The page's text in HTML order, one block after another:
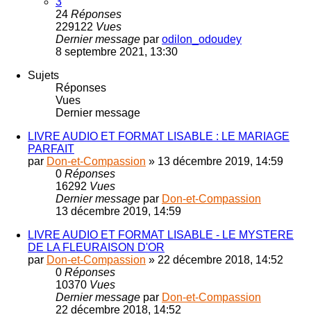
24 Réponses
229122 Vues
Dernier message par odilon_odoudey
8 septembre 2021, 13:30
Sujets
Réponses
Vues
Dernier message
LIVRE AUDIO ET FORMAT LISABLE : LE MARIAGE
PARFAIT
par Don-et-Compassion » 13 décembre 2019, 14:59
0 Réponses
16292 Vues
Dernier message par Don-et-Compassion
13 décembre 2019, 14:59
LIVRE AUDIO ET FORMAT LISABLE - LE MYSTERE
DE LA FLEURAISON D'OR
par Don-et-Compassion » 22 décembre 2018, 14:52
0 Réponses
10370 Vues
Dernier message par Don-et-Compassion
22 décembre 2018, 14:52